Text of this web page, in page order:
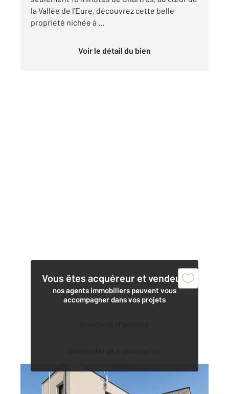
la Vallée de l'Eure, découvrez cette belle
propriété nichée à ...
Voir le détail du bien
Vous êtes acquéreur et vendeur,
nos agents immobiliers peuvent vous
accompagner dans vos projets
Contacter l'agence
Demander une estimation
CHARTRES 28
160 m
, 5 pièces